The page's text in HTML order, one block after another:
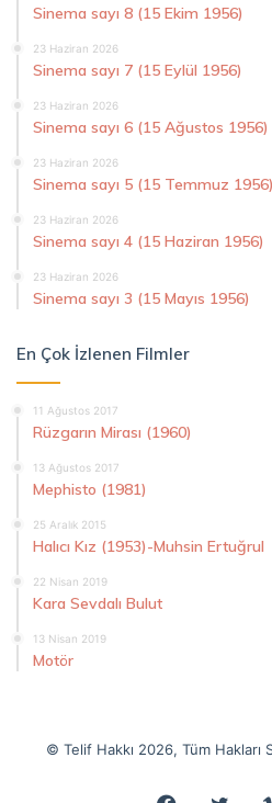
Sinema sayı 8 (15 Ekim 1956)
23 Haziran 2026
Sinema sayı 7 (15 Eylül 1956)
23 Haziran 2026
Sinema sayı 6 (15 Ağustos 1956)
23 Haziran 2026
Sinema sayı 5 (15 Temmuz 1956)
23 Haziran 2026
Sinema sayı 4 (15 Haziran 1956)
23 Haziran 2026
Sinema sayı 3 (15 Mayıs 1956)
En Çok İzlenen Filmler
11 Ağustos 2017
Rüzgarın Mirası (1960)
13 Ağustos 2017
Mephisto (1981)
25 Aralık 2015
Halıcı Kız (1953)-Muhsin Ertuğrul
22 Nisan 2019
Kara Sevdalı Bulut
13 Nisan 2019
Motör
© Telif Hakkı 2026, Tüm Hakları